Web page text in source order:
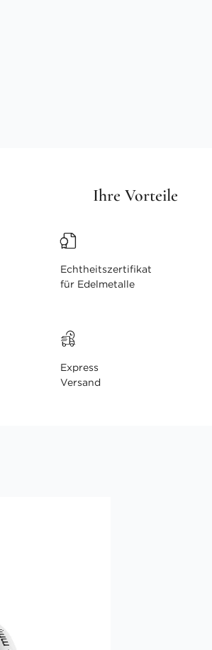
Ihre Vorteile
Echtheitszertifikat
für Edelmetalle
Express
Versand